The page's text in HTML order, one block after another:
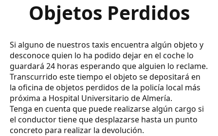
Objetos Perdidos
Si alguno de nuestros taxis encuentra algún objeto y
desconoce quien lo ha podido dejar en el coche lo
guardará 24 horas esperando que alguien lo reclame.
Transcurrido este tiempo el objeto se depositará en
la oficina de objetos perdidos de la policía local más
próxima a Hospital Universitario de Almería.
Tenga en cuenta que puede realizarse algún cargo si
el conductor tiene que desplazarse hasta un punto
concreto para realizar la devolución.